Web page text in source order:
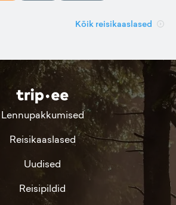
Kõik reisikaaslased
Lennupakkumised
Reisikaaslased
Uudised
Reisipildid